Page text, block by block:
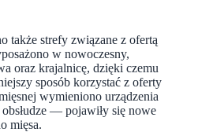
także strefy związane z ofertą
w nowoczesny,
oraz krajalnicę, dzięki czemu
sposób korzystać z oferty
wymieniono urządzenia
— pojawiły się nowe
mięsa.